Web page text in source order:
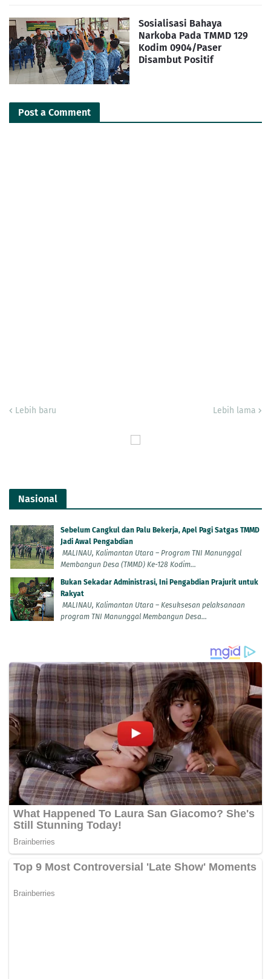
Sosialisasi Bahaya
Narkoba Pada TMMD 129
Kodim 0904/Paser
Disambut Positif
Post a Comment
Lebih baru Lebih lama
Nasional
Sebelum Cangkul dan Palu Bekerja, Apel Pagi Satgas TMMD
Jadi Awal Pengabdian
MALINAU, Kalimantan Utara – Program TNI Manunggal
Membangun Desa (TMMD) Ke-128 Kodim...
Bukan Sekadar Administrasi, Ini Pengabdian Prajurit untuk
Rakyat
MALINAU, Kalimantan Utara – Kesuksesan pelaksanaan
program TNI Manunggal Membangun Desa...